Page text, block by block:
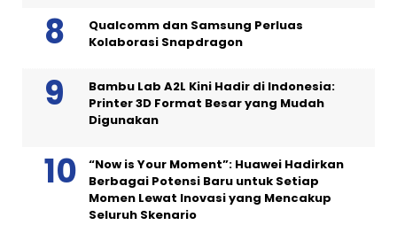
Qualcomm dan Samsung Perluas
Kolaborasi Snapdragon
Bambu Lab A2L Kini Hadir di Indonesia:
Printer 3D Format Besar yang Mudah
Digunakan
“Now is Your Moment”: Huawei Hadirkan
Berbagai Potensi Baru untuk Setiap
Momen Lewat Inovasi yang Mencakup
Seluruh Skenario